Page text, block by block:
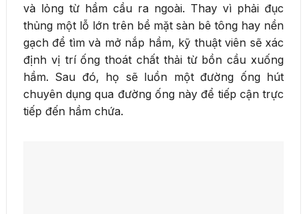
và lỏng từ hầm cầu ra ngoài. Thay vì phải đục
thủng một lỗ lớn trên bề mặt sàn bê tông hay nền
gạch để tìm và mở nắp hầm, kỹ thuật viên sẽ xác
định vị trí ống thoát chất thải từ bồn cầu xuống
hầm. Sau đó, họ sẽ luồn một đường ống hút
chuyên dụng qua đường ống này để tiếp cận trực
tiếp đến hầm chứa.